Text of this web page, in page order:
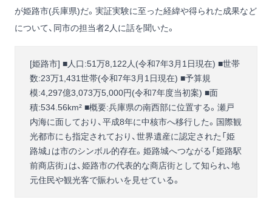
が姫路市(兵庫県)だ。実証実験に至った経緯や得られた成果など
について、同市の担当者2人に話を聞いた。
[姫路市] ■人口:51万8,122人(令和7年3月1日現在) ■世帯
数:23万1,431世帯(令和7年3月1日現在) ■予算規
模:4,297億3,073万5,000円(令和7年度当初案) ■面
積:534.56km² ■概要:兵庫県の南西部に位置する。瀬戸
内海に面しており、平成8年に中核市へ移行した。国際観
光都市にも指定されており、世界遺産に認定された「姫
路城」は市のシンボル的存在。姫路城へつながる「姫路駅
前商店街」は、姫路市の代表的な商店街として知られ、地
元住民や観光客で賑わいを見せている。